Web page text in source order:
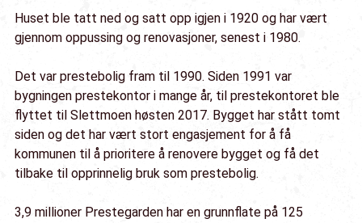
Huset ble tatt ned og satt opp igjen i 1920 og har vært
gjennom oppussing og renovasjoner, senest i 1980.
Det var prestebolig fram til 1990. Siden 1991 var
bygningen prestekontor i mange år, til prestekontoret ble
flyttet til Slettmoen høsten 2017. Bygget har stått tomt
siden og det har vært stort engasjement for å få
kommunen til å prioritere å renovere bygget og få det
tilbake til opprinnelig bruk som prestebolig.
3,9 millioner Prestegarden har en grunnflate på 125